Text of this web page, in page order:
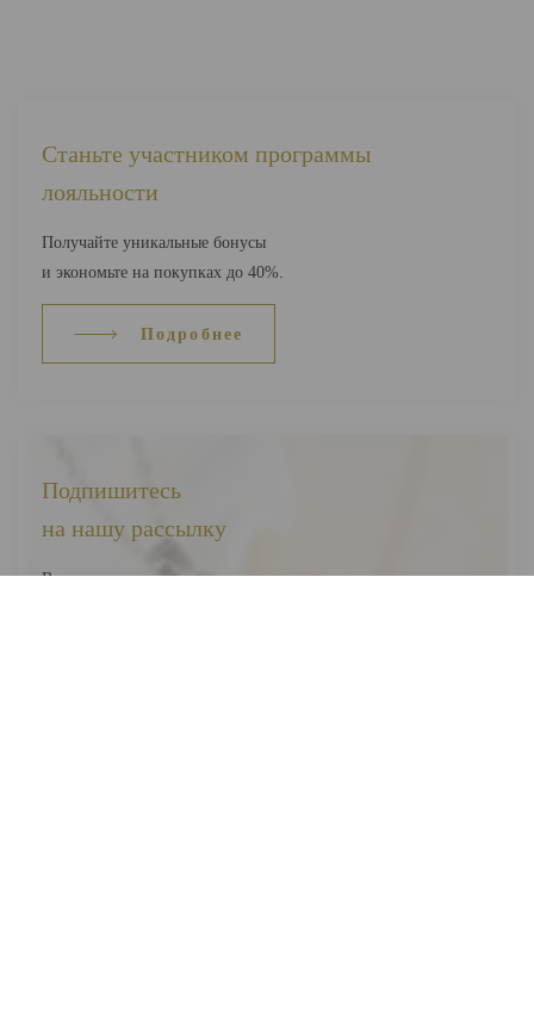
Станьте участником программы
лояльности
Получайте уникальные бонусы
и экономьте на покупках до 40%.
Подробнее
Подпишитесь
на нашу рассылку
Вы первыми узнаете о наших новинках, скидках и акциях